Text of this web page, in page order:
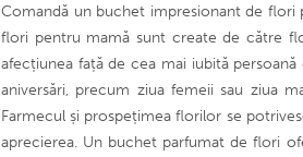
Comandă un buchet impresionant de flori
flori pentru mamă sunt create de către
afecțiunea față de cea mai iubită
aniversări, precum ziua femeii sau ziua
Farmecul și prospețimea florilor se
aprecierea. Un buchet parfumat de flori